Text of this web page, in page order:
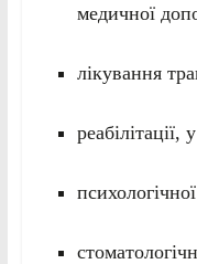
медичної
лікування